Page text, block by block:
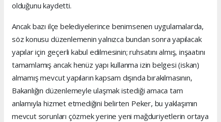
olduğunu kaydetti.
Ancak bazı ilçe belediyelerince benimsenen uygulamalarda,
söz konusu düzenlemenin yalnızca bundan sonra yapılacak
yapılar için geçerli kabul edilmesinin; ruhsatını almış, inşaatını
tamamlamış ancak henüz yapı kullanma izin belgesi (iskan)
almamış mevcut yapıların kapsam dışında bırakılmasının,
Bakanlığın düzenlemeyle ulaşmak istediği amaca tam
anlamıyla hizmet etmediğini belirten Peker, bu yaklaşımın
mevcut sorunları çözmek yerine yeni mağduriyetlerin ortaya